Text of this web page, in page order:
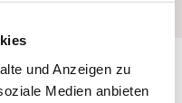
und Anzeigen zu
Medien anbieten
mit Icon